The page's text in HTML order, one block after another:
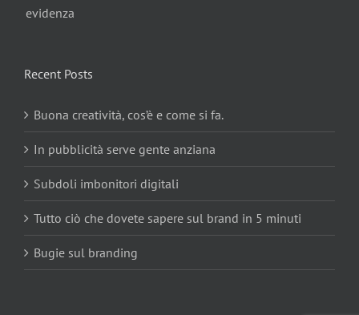
Recent Posts
Buona creatività, cos’è e come si fa.
In pubblicità serve gente anziana
Subdoli imbonitori digitali
Tutto ciò che dovete sapere sul brand in 5 minuti
Bugie sul branding